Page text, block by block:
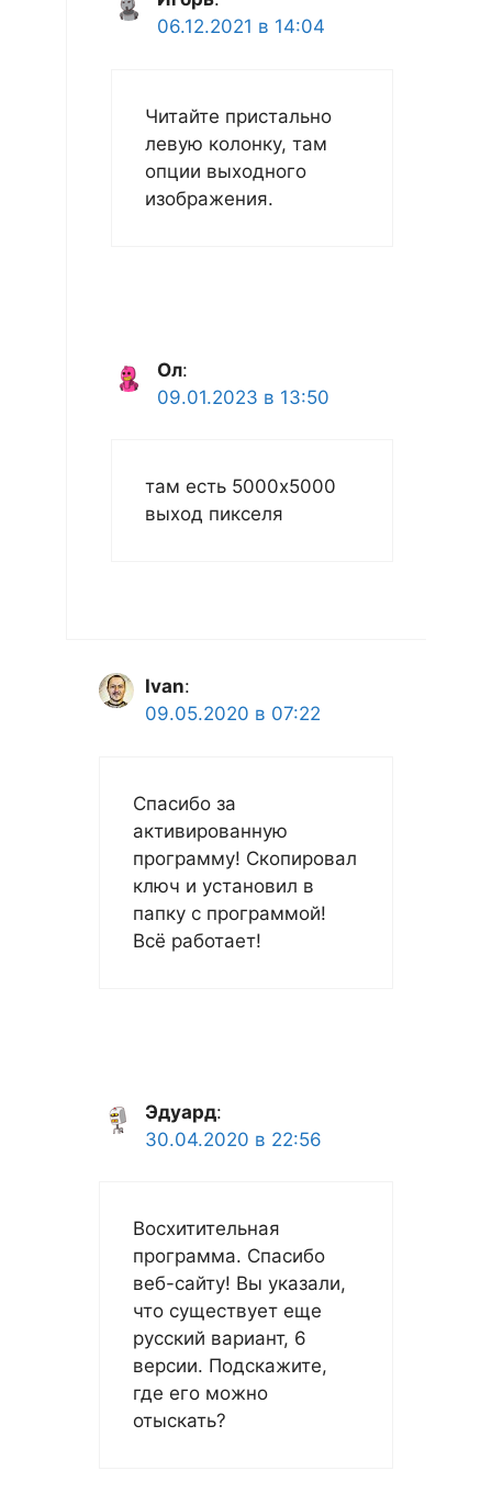
06.12.2021 в 14:04
Читайте пристально
левую колонку, там
опции выходного
изображения.
Ол:
09.01.2023 в 13:50
там есть 5000х5000
выход пикселя
Ivan:
09.05.2020 в 07:22
Спасибо за
активированную
программу! Скопировал
ключ и установил в
папку с программой!
Всё работает!
Эдуард:
30.04.2020 в 22:56
Восхитительная
программа. Спасибо
веб-сайту! Вы указали,
что существует еще
русский вариант, 6
версии. Подскажите,
где его можно
отыскать?